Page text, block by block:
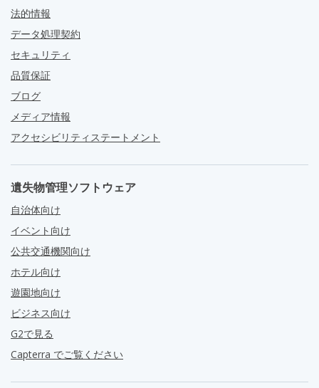
法的情報
データ処理契約
セキュリティ
品質保証
ブログ
メディア情報
アクセシビリティステートメント
遺失物管理ソフトウェア
自治体向け
イベント向け
公共交通機関向け
ホテル向け
遊園地向け
ビジネス向け
G2で見る
Capterra でご覧ください